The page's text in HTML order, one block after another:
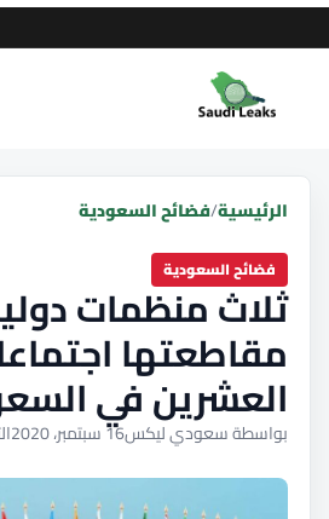
الرئيسية/فضائح السعودية
فضائح السعودية
ثلاث منظمات
مقاطعتها
العشرين في
بواسطة سعودي ليكس16 سبتمبر، 2020